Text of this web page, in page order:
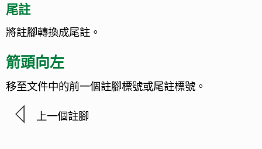
尾註
將註腳轉換成尾註。
箭頭向左
移至文件中的前一個註腳標號或尾註標號。
上一個註腳